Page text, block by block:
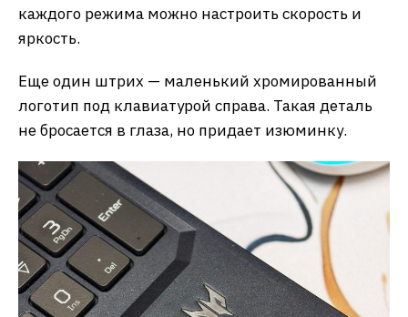
каждого режима можно настроить скорость и
яркость.
Еще один штрих — маленький хромированный
логотип под клавиатурой справа. Такая деталь
не бросается в глаза, но придает изюминку.